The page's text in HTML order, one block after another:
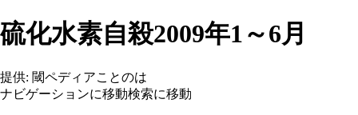
硫化水素自殺2009年1～6月
提供: 閾ペディアことのは
ナビゲーションに移動検索に移動